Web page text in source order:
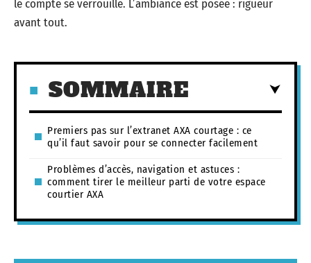
le compte se verrouille. L’ambiance est posée : rigueur
avant tout.
SOMMAIRE
Premiers pas sur l’extranet AXA courtage : ce
qu’il faut savoir pour se connecter facilement
Problèmes d’accès, navigation et astuces :
comment tirer le meilleur parti de votre espace
courtier AXA